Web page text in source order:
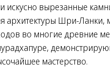
искусно вырезанные
архитектуры Шри-Ланки,
во многие древние
мастерство.